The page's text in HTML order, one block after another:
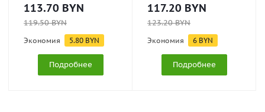
113.70 BYN
119.50BYN
Экономия 5.80 BYN
Подробнее
117.20 BYN
123.20BYN
Экономия 6 BYN
Подробнее